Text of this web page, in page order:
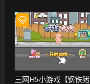
三网H5小游戏【钢铁猪